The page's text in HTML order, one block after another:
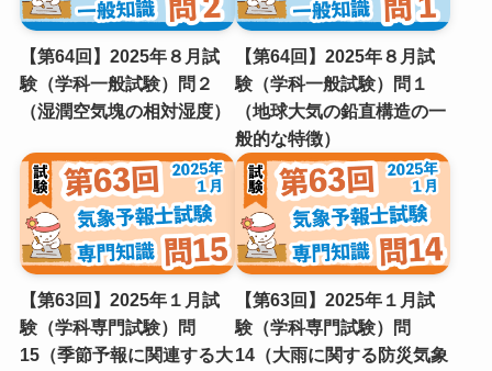
【第64回】2025年８月試
験（学科一般試験）問２
（湿潤空気塊の相対湿度）
【第64回】2025年８月試
験（学科一般試験）問１
（地球⼤気の鉛直構造の⼀
般的な特徴）
【第63回】2025年１月試
験（学科専門試験）問
15（季節予報に関連する⼤
【第63回】2025年１月試
験（学科専門試験）問
14（⼤⾬に関する防災気象